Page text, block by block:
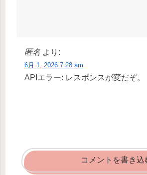
匿名 より:
6月 1, 2026 7:28 am
APIエラー: レスポンスが変だぞ。
コメントを書き込